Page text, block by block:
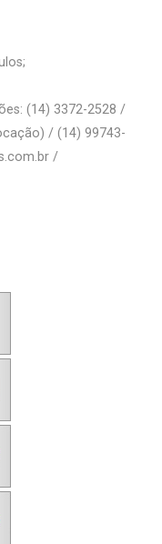
(14) 3372-2528 /
/ (14) 99743-
/